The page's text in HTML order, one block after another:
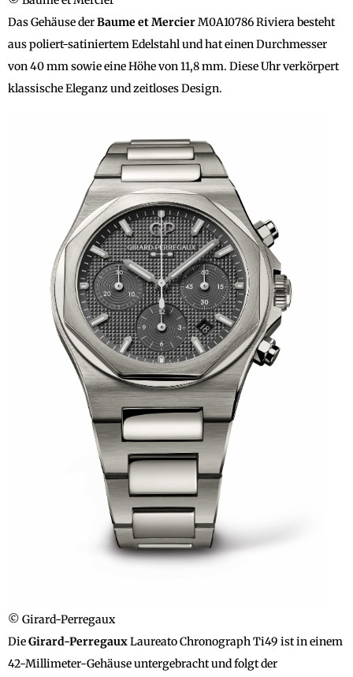
Das Gehäuse derBaume et MercierM0A10786 Riviera besteht
aus poliert-satiniertem Edelstahl und hat einen Durchmesser
von 40 mm sowie eine Höhe von 11,8 mm. Diese Uhr verkörpert
klassische Eleganz und zeitloses Design.
© Girard-Perregaux
DieGirard-PerregauxLaureato Chronograph Ti49 ist in einem
42-Millimeter-Gehäuse untergebracht und folgt der